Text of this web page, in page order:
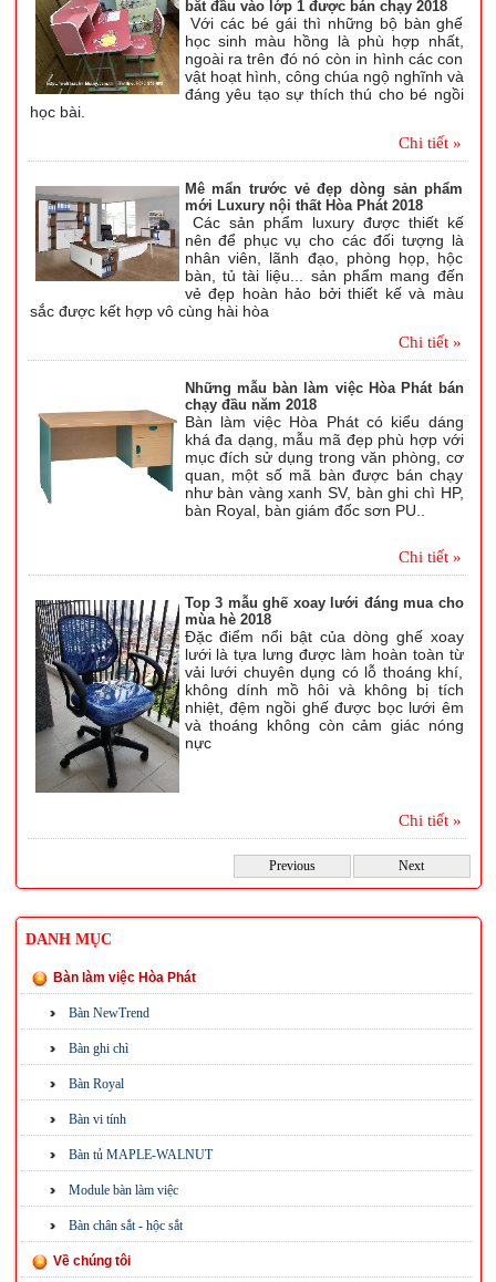
bắt đầu vào lớp 1 được bán chạy 2018
Với các bé gái thì những bộ bàn ghế
học sinh màu hồng là phù hợp nhất,
ngoài ra trên đó nó còn in hình các con
vật hoạt hình, công chúa ngộ nghĩnh và
đáng yêu tạo sự thích thú cho bé ngồi
học bài.
Chi tiết »
Mê mẩn trước vẻ đẹp dòng sản phẩm
mới Luxury nội thất Hòa Phát 2018
Các sản phẩm luxury được thiết kế
nên để phục vụ cho các đối tượng là
nhân viên, lãnh đạo, phòng họp, hộc
bàn, tủ tài liệu... sản phẩm mang đến
vẻ đẹp hoàn hảo bởi thiết kế và màu
sắc được kết hợp vô cùng hài hòa
Chi tiết »
Những mẫu bàn làm việc Hòa Phát bán
chạy đầu năm 2018
Bàn làm việc Hòa Phát có kiểu dáng
khá đa dạng, mẫu mã đẹp phù hợp với
mục đích sử dụng trong văn phòng, cơ
quan, một số mã bàn được bán chạy
như bàn vàng xanh SV, bàn ghi chì HP,
bàn Royal, bàn giám đốc sơn PU..
Chi tiết »
Top 3 mẫu ghế xoay lưới đáng mua cho
mùa hè 2018
Đặc điểm nổi bật của dòng ghế xoay
lưới là tựa lưng được làm hoàn toàn từ
vải lưới chuyên dụng có lỗ thoáng khí,
không dính mồ hôi và không bị tích
nhiệt, đệm ngồi ghế được bọc lưới êm
và thoáng không còn cảm giác nóng
nực
Chi tiết »
Previous Next
DANH MỤC
Bàn làm việc Hòa Phát
Bàn NewTrend
Bàn ghi chì
Bàn Royal
Bàn vi tính
Bàn tủ MAPLE-WALNUT
Module bàn làm việc
Bàn chân sắt - hộc sắt
Về chúng tôi